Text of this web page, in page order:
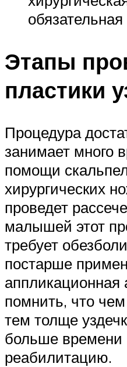
Этапы
пластики
Процедура
занимает много
помощи
хирургических
проведет
малышей этот
требует
постарше
аппликационная
помнить, что
тем толще
больше времени
реабилитацию.